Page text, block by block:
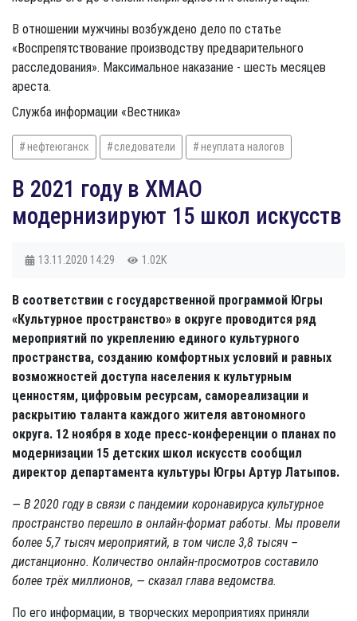
В отношении мужчины возбуждено дело по статье
«Воспрепятствование производству предварительного
расследования». Максимальное наказание - шесть месяцев
ареста.
Служба информации «Вестника»​
нефтеюганск следователи неуплата налогов
​В 2021 году в ХМАО
модернизируют 15 школ искусств
13.11.2020 14:29 1.02K
В соответствии с государственной программой Югры
«Культурное пространство» в округе проводится ряд
мероприятий по укреплению единого культурного
пространства, созданию комфортных условий и равных
возможностей доступа населения к культурным
ценностям, цифровым ресурсам, самореализации и
раскрытию таланта каждого жителя автономного
округа. 12 ноября в ходе пресс-конференции о планах по
модернизации 15 детских школ искусств сообщил
директор департамента культуры Югры Артур Латыпов.
— В 2020 году в связи с пандемии коронавируса культурное
пространство перешло в онлайн-формат работы. Мы провели
более 5,7 тысяч мероприятий, в том числе 3,8 тысяч –
дистанционно. Количество онлайн-просмотров составило
более трёх миллионов, — сказал глава ведомства.
По его информации, в творческих мероприятиях приняли